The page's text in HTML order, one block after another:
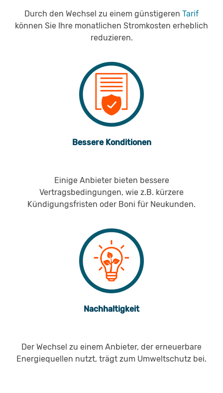
Durch den Wechsel zu einem günstigeren Tarif
können Sie Ihre monatlichen Stromkosten erheblich
reduzieren.
Bessere Konditionen
Einige Anbieter bieten bessere
Vertragsbedingungen, wie z.B. kürzere
Kündigungsfristen oder Boni für Neukunden.
Nachhaltigkeit
Der Wechsel zu einem Anbieter, der erneuerbare
Energiequellen nutzt, trägt zum Umweltschutz bei.